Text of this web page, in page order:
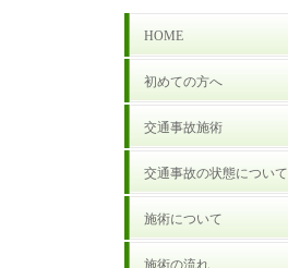
HOME
初めての方へ
交通事故施術
交通事故の状態について
施術について
施術の流れ